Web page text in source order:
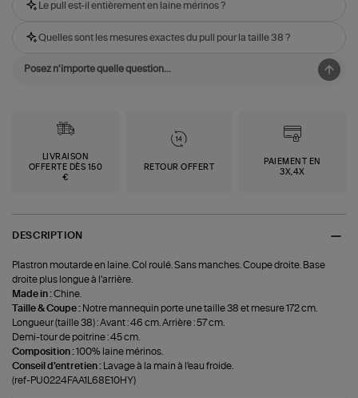
Le pull est-il entièrement en laine mérinos ?
Quelles sont les mesures exactes du pull pour la taille 38 ?
LIVRAISON
OFFERTE DÈS 150
€
RETOUR OFFERT
PAIEMENT EN
3X,4X
DESCRIPTION
Plastron moutarde en laine. Col roulé. Sans manches. Coupe droite. Base
droite plus longue à l'arrière.
Made in :Chine.
Taille & Coupe : Notre mannequin porte une taille 38 et mesure 172 cm.
Longueur (taille 38) : Avant : 46 cm. Arrière : 57 cm.
Demi-tour de poitrine : 45 cm.
Composition :100% laine mérinos.
Conseil d'entretien :
Lavage à la main à l'eau froide.
(ref-PU0224FAA1L68E10HY)